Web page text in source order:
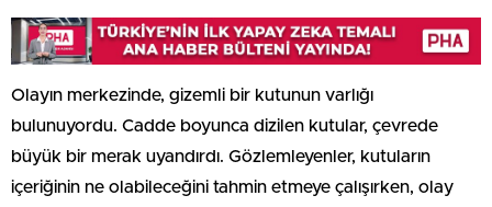
Olayın merkezinde, gizemli bir kutunun varlığı
bulunuyordu. Cadde boyunca dizilen kutular, çevrede
büyük bir merak uyandırdı. Gözlemleyenler, kutuların
içeriğinin ne olabileceğini tahmin etmeye çalışırken, olay